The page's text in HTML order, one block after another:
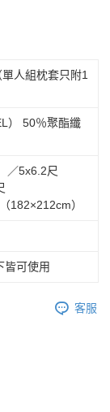
人組枕套只附1
） 50％聚酯纖
／5x6.2尺
182×212cm）
皆可使用
客服